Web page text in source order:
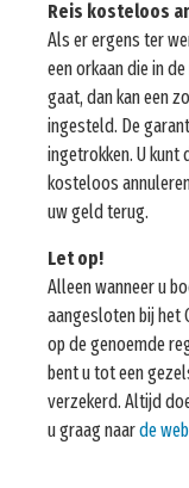
Reis kosteloos
Als er ergens ter
een orkaan die in
gaat, dan kan een
ingesteld. De
ingetrokken. U kunt
kosteloos
uw geld terug.
Let op!
Alleen wanneer u
aangesloten bij het
op de genoemde
bent u tot een
verzekerd. Altijd
u graag naarde